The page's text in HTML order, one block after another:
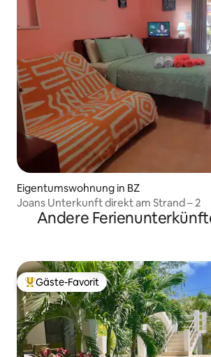
Eigentumswohnung in BZ
Joans Unterkunft direkt am Strand – 2
Andere
Beliebter Gäste-Favorit.
Gäste-Favorit